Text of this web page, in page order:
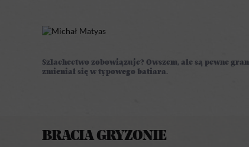
Szlachectwo zobowiązuje? Owszem, ale są pewne
zmieniał się w typowego batiara.
BRACIA GRYZONIE